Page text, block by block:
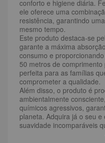
conforto e higiene diária.
ele oferece uma
resistência, garantindo
mesmo tempo.
Este produto destaca-se
garante a máxima
consumo e
50 metros de
perfeita para as famílias
comprometer a qualidade.
Além disso, o produto é
ambientalmente
químicos agressivos,
planeta. Adquira já o seu
suavidade incomparáveis